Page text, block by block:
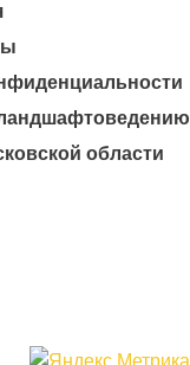
области